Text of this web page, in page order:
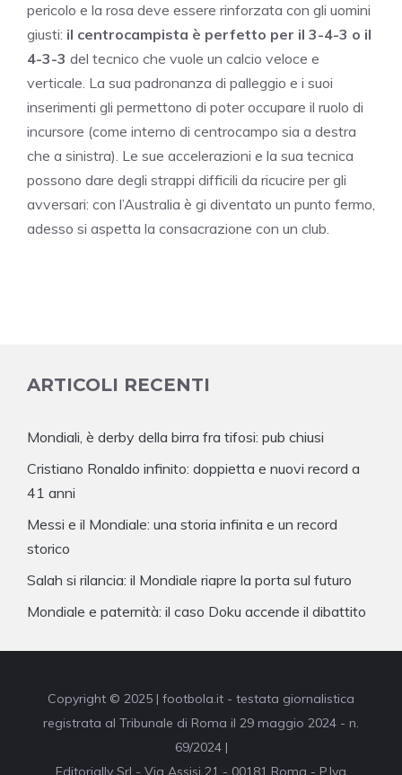
pericolo e la rosa deve essere rinforzata con gli uomini
giusti: il centrocampista è perfetto per il 3-4-3 o il
4-3-3 del tecnico che vuole un calcio veloce e
verticale. La sua padronanza di palleggio e i suoi
inserimenti gli permettono di poter occupare il ruolo di
incursore (come interno di centrocampo sia a destra
che a sinistra). Le sue accelerazioni e la sua tecnica
possono dare degli strappi difficili da ricucire per gli
avversari: con l’Australia è gi diventato un punto fermo,
adesso si aspetta la consacrazione con un club.
ARTICOLI RECENTI
Mondiali, è derby della birra fra tifosi: pub chiusi
Cristiano Ronaldo infinito: doppietta e nuovi record a
41 anni
Messi e il Mondiale: una storia infinita e un record
storico
Salah si rilancia: il Mondiale riapre la porta sul futuro
Mondiale e paternità: il caso Doku accende il dibattito
Copyright © 2025 | footbola.it - testata giornalistica
registrata al Tribunale di Roma il 29 maggio 2024 - n.
69/2024 |
Editorially Srl - Via Assisi 21 - 00181 Roma - P.Iva